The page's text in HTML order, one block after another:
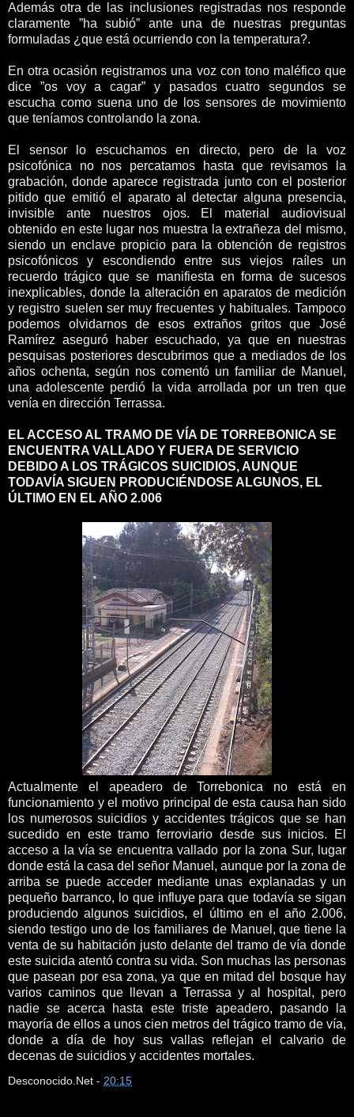
Además otra de las inclusiones registradas nos responde
claramente ”ha subió” ante una de nuestras preguntas
formuladas ¿que está ocurriendo con la temperatura?.
En otra ocasión registramos una voz con tono maléfico que
dice ”os voy a cagar” y pasados cuatro segundos se
escucha como suena uno de los sensores de movimiento
que teníamos controlando la zona.
El sensor lo escuchamos en directo, pero de la voz
psicofónica no nos percatamos hasta que revisamos la
grabación, donde aparece registrada junto con el posterior
pitido que emitió el aparato al detectar alguna presencia,
invisible ante nuestros ojos. El material audiovisual
obtenido en este lugar nos muestra la extrañeza del mismo,
siendo un enclave propicio para la obtención de registros
psicofónicos y escondiendo entre sus viejos raíles un
recuerdo trágico que se manifiesta en forma de sucesos
inexplicables, donde la alteración en aparatos de medición
y registro suelen ser muy frecuentes y habituales. Tampoco
podemos olvidarnos de esos extraños gritos que José
Ramírez aseguró haber escuchado, ya que en nuestras
pesquisas posteriores descubrimos que a mediados de los
años ochenta, según nos comentó un familiar de Manuel,
una adolescente perdió la vida arrollada por un tren que
venía en dirección Terrassa.
EL ACCESO AL TRAMO DE VÍA DE TORREBONICA SE
ENCUENTRA VALLADO Y FUERA DE SERVICIO
DEBIDO A LOS TRÁGICOS SUICIDIOS, AUNQUE
TODAVÍA SIGUEN PRODUCIÉNDOSE ALGUNOS, EL
ÚLTIMO EN EL AÑO 2.006
Actualmente el apeadero de Torrebonica no está en
funcionamiento y el motivo principal de esta causa han sido
los numerosos suicidios y accidentes trágicos que se han
sucedido en este tramo ferroviario desde sus inicios. El
acceso a la vía se encuentra vallado por la zona Sur, lugar
donde está la casa del señor Manuel, aunque por la zona de
arriba se puede acceder mediante unas explanadas y un
pequeño barranco, lo que influye para que todavía se sigan
produciendo algunos suicidios, el último en el año 2.006,
siendo testigo uno de los familiares de Manuel, que tiene la
venta de su habitación justo delante del tramo de vía donde
este suicida atentó contra su vida. Son muchas las personas
que pasean por esa zona, ya que en mitad del bosque hay
varios caminos que llevan a Terrassa y al hospital, pero
nadie se acerca hasta este triste apeadero, pasando la
mayoría de ellos a unos cien metros del trágico tramo de vía,
donde a día de hoy sus vallas reflejan el calvario de
decenas de suicidios y accidentes mortales.
Desconocido.Net - 20:15